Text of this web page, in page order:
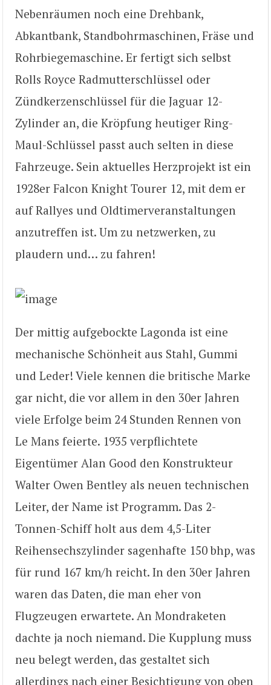
Nebenräumen noch eine Drehbank,
Abkantbank, Standbohrmaschinen, Fräse und
Rohrbiegemaschine. Er fertigt sich selbst
Rolls Royce Radmutterschlüssel oder
Zündkerzenschlüssel für die Jaguar 12-
Zylinder an, die Kröpfung heutiger Ring-
Maul-Schlüssel passt auch selten in diese
Fahrzeuge. Sein aktuelles Herzprojekt ist ein
1928er Falcon Knight Tourer 12, mit dem er
auf Rallyes und Oldtimerveranstaltungen
anzutreffen ist. Um zu netzwerken, zu
plaudern und… zu fahren!
Der mittig aufgebockte Lagonda ist eine
mechanische Schönheit aus Stahl, Gummi
und Leder! Viele kennen die britische Marke
gar nicht, die vor allem in den 30er Jahren
viele Erfolge beim 24 Stunden Rennen von
Le Mans feierte. 1935 verpflichtete
Eigentümer Alan Good den Konstrukteur
Walter Owen Bentley als neuen technischen
Leiter, der Name ist Programm. Das 2-
Tonnen-Schiff holt aus dem 4,5-Liter
Reihensechszylinder sagenhafte 150 bhp, was
für rund 167 km/h reicht. In den 30er Jahren
waren das Daten, die man eher von
Flugzeugen erwartete. An Mondraketen
dachte ja noch niemand. Die Kupplung muss
neu belegt werden, das gestaltet sich
allerdings nach einer Besichtigung von oben